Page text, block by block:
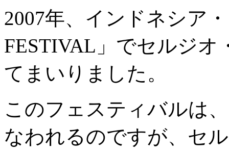
2007年、インドネシア
FESTIVAL」でセルジ
てまいりました。
このフェスティバルは
なわれるのですが、セ